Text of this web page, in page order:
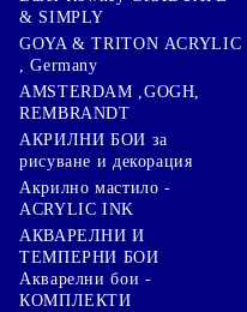
& SIMPLY
GOYA & TRITON АCRYLIC
, Germany
AMSTERDAM ,GOGH,
REMBRANDT
АКРИЛНИ БОИ за
рисуване и декорация
Акрилно мастило -
ACRYLIC INK
АКВАРЕЛНИ И
ТЕМПЕРНИ БОИ
Акварелни бои -
КОМПЛЕКТИ